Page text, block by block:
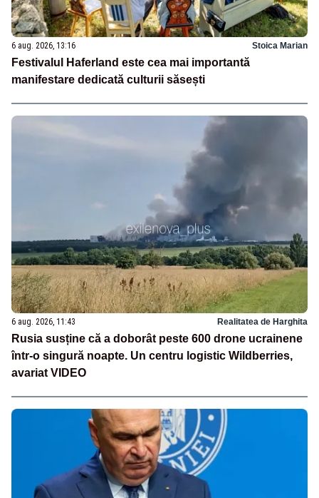
6 aug. 2026, 13:16 Stoica Marian
Festivalul Haferland este cea mai importantă
manifestare dedicată culturii săsești
6 aug. 2026, 11:43 Realitatea de Harghita
Rusia susține că a doborât peste 600 drone ucrainene
într-o singură noapte. Un centru logistic Wildberries,
avariat VIDEO